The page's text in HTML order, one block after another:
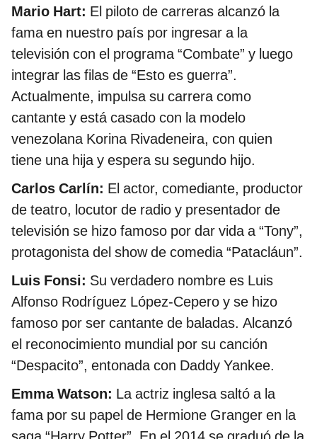
Mario Hart: El piloto de carreras alcanzó la
fama en nuestro país por ingresar a la
televisión con el programa “Combate” y luego
integrar las filas de “Esto es guerra”.
Actualmente, impulsa su carrera como
cantante y está casado con la modelo
venezolana Korina Rivadeneira, con quien
tiene una hija y espera su segundo hijo.
Carlos Carlín: El actor, comediante, productor
de teatro, locutor de radio y presentador de
televisión se hizo famoso por dar vida a “Tony”,
protagonista del show de comedia “Patacláun”.
Luis Fonsi: Su verdadero nombre es Luis
Alfonso Rodríguez López-Cepero y se hizo
famoso por ser cantante de baladas. Alcanzó
el reconocimiento mundial por su canción
“Despacito”, entonada con Daddy Yankee.
Emma Watson: La actriz inglesa saltó a la
fama por su papel de Hermione Granger en la